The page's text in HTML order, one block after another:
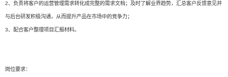
2、负责将客户的运营管理需求转化成完整的需求文档；及时了解业界趋势，汇总客户反馈意见并
与后台研发积极沟通，从而提升产品在市场中的竞争力；
3、配合客户整理项目汇报材料。
岗位要求：